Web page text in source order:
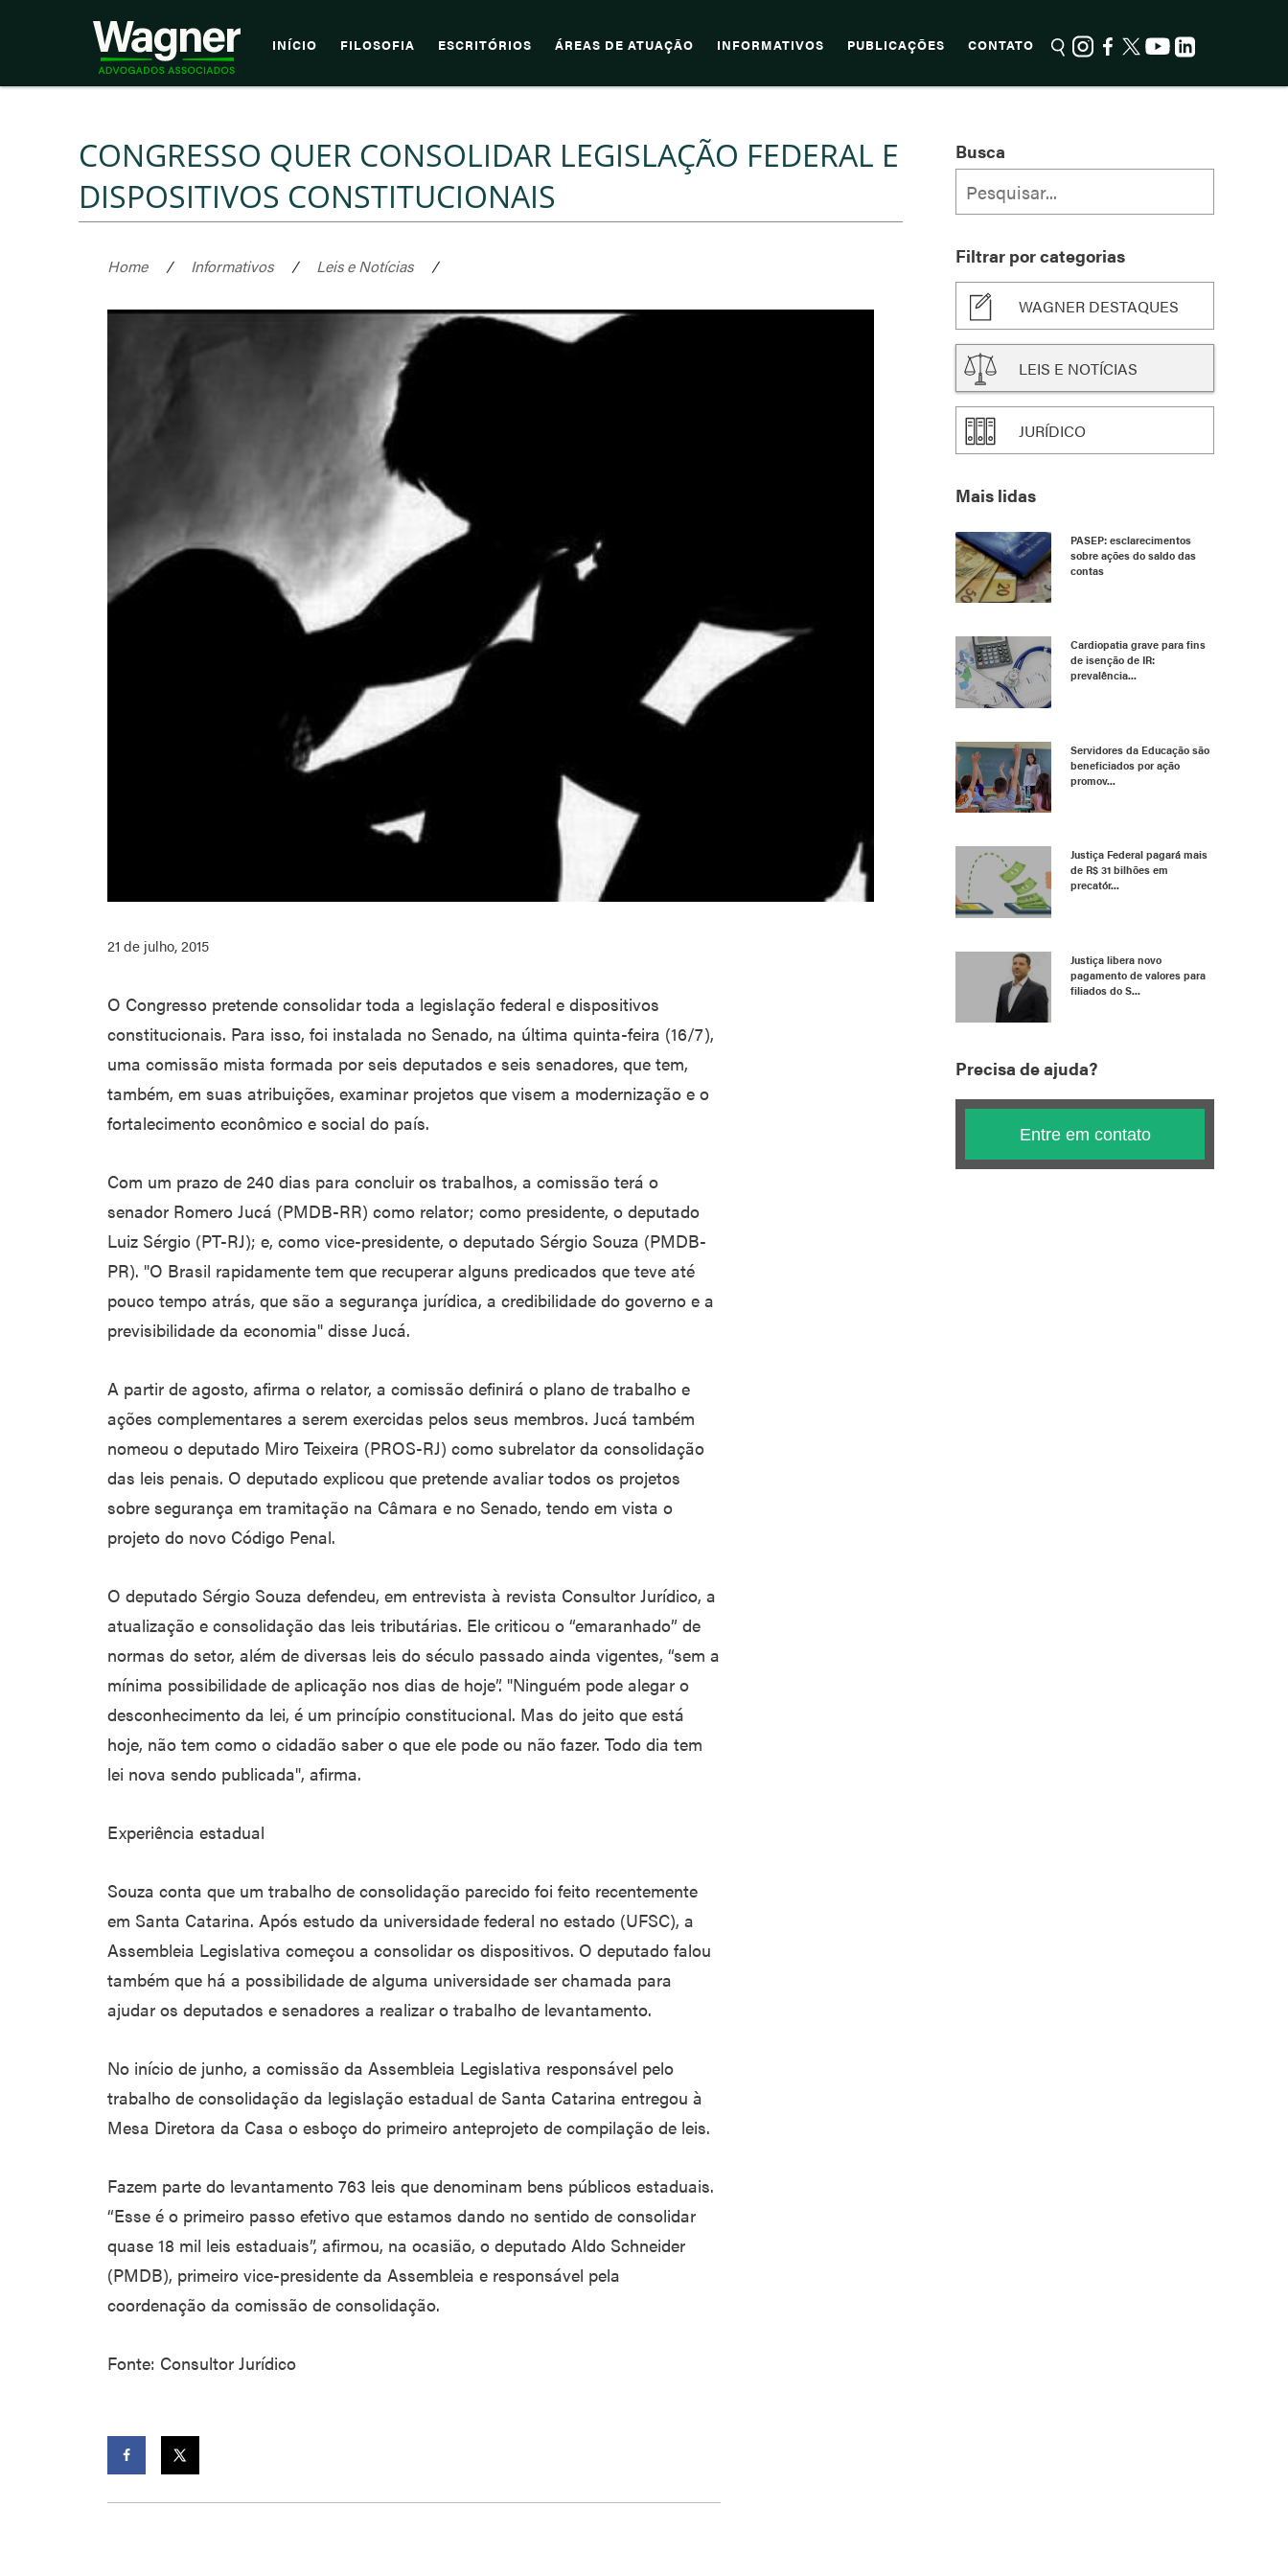
INÍCIO FILOSOFIA ESCRITÓRIOS ÁREAS DE ATUAÇÃO INFORMATIVOS PUBLICAÇÕES CONTATO
CONGRESSO QUER CONSOLIDAR LEGISLAÇÃO FEDERAL E
DISPOSITIVOS CONSTITUCIONAIS
Home / Informativos / Leis e Notícias /
21 de julho, 2015
O Congresso pretende consolidar toda a legislação federal e dispositivos
constitucionais. Para isso, foi instalada no Senado, na última quinta-feira (16/7),
uma comissão mista formada por seis deputados e seis senadores, que tem,
também, em suas atribuições, examinar projetos que visem a modernização e o
fortalecimento econômico e social do país.
Com um prazo de 240 dias para concluir os trabalhos, a comissão terá o
senador Romero Jucá (PMDB-RR) como relator; como presidente, o deputado
Luiz Sérgio (PT-RJ); e, como vice-presidente, o deputado Sérgio Souza (PMDB-
PR). "O Brasil rapidamente tem que recuperar alguns predicados que teve até
pouco tempo atrás, que são a segurança jurídica, a credibilidade do governo e a
previsibilidade da economia" disse Jucá.
A partir de agosto, afirma o relator, a comissão definirá o plano de trabalho e
ações complementares a serem exercidas pelos seus membros. Jucá também
nomeou o deputado Miro Teixeira (PROS-RJ) como subrelator da consolidação
das leis penais. O deputado explicou que pretende avaliar todos os projetos
sobre segurança em tramitação na Câmara e no Senado, tendo em vista o
projeto do novo Código Penal.
O deputado Sérgio Souza defendeu, em entrevista à revista Consultor Jurídico, a
atualização e consolidação das leis tributárias. Ele criticou o “emaranhado” de
normas do setor, além de diversas leis do século passado ainda vigentes, “sem a
mínima possibilidade de aplicação nos dias de hoje”. "Ninguém pode alegar o
desconhecimento da lei, é um princípio constitucional. Mas do jeito que está
hoje, não tem como o cidadão saber o que ele pode ou não fazer. Todo dia tem
lei nova sendo publicada", afirma.
Experiência estadual
Souza conta que um trabalho de consolidação parecido foi feito recentemente
em Santa Catarina. Após estudo da universidade federal no estado (UFSC), a
Assembleia Legislativa começou a consolidar os dispositivos. O deputado falou
também que há a possibilidade de alguma universidade ser chamada para
ajudar os deputados e senadores a realizar o trabalho de levantamento.
No início de junho, a comissão da Assembleia Legislativa responsável pelo
trabalho de consolidação da legislação estadual de Santa Catarina entregou à
Mesa Diretora da Casa o esboço do primeiro anteprojeto de compilação de leis.
Fazem parte do levantamento 763 leis que denominam bens públicos estaduais.
“Esse é o primeiro passo efetivo que estamos dando no sentido de consolidar
quase 18 mil leis estaduais”, afirmou, na ocasião, o deputado Aldo Schneider
(PMDB), primeiro vice-presidente da Assembleia e responsável pela
coordenação da comissão de consolidação.
Fonte: Consultor Jurídico
Busca
Filtrar por categorias
WAGNER DESTAQUES
LEIS E NOTÍCIAS
JURÍDICO
Mais lidas
PASEP: esclarecimentos
sobre ações do saldo das
contas
Cardiopatia grave para fins
de isenção de IR:
prevalência...
Servidores da Educação são
beneficiados por ação
promov...
Justiça Federal pagará mais
de R$ 31 bilhões em
precatór...
Justiça libera novo
pagamento de valores para
filiados do S...
Precisa de ajuda?
Entre em contato